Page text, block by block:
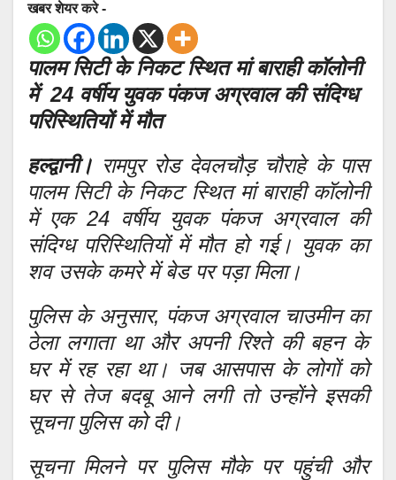
खबर शेयर करे -
पालम सिटी के निकट स्थित मां बाराही कॉलोनी
में 24 वर्षीय युवक पंकज अग्रवाल की संदिग्ध
परिस्थितियों में मौत
हल्द्वानी। रामपुर रोड देवलचौड़ चौराहे के पास
पालम सिटी के निकट स्थित मां बाराही कॉलोनी
में एक 24 वर्षीय युवक पंकज अग्रवाल की
संदिग्ध परिस्थितियों में मौत हो गई। युवक का
शव उसके कमरे में बेड पर पड़ा मिला।
पुलिस के अनुसार, पंकज अग्रवाल चाउमीन का
ठेला लगाता था और अपनी रिश्ते की बहन के
घर में रह रहा था। जब आसपास के लोगों को
घर से तेज बदबू आने लगी तो उन्होंने इसकी
सूचना पुलिस को दी।
सूचना मिलने पर पुलिस मौके पर पहुंची और